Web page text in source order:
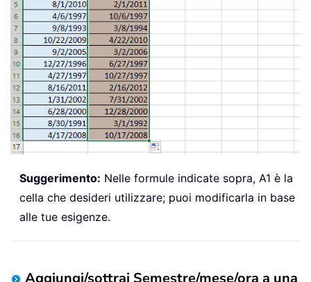
Suggerimento: Nelle formule indicate sopra, A1 è la
cella che desideri utilizzare; puoi modificarla in base
alle tue esigenze.
Aggiungi/sottrai Semestre/mese/ora a una